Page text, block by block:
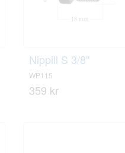
Nippill S 3/8"
WP115
359 kr